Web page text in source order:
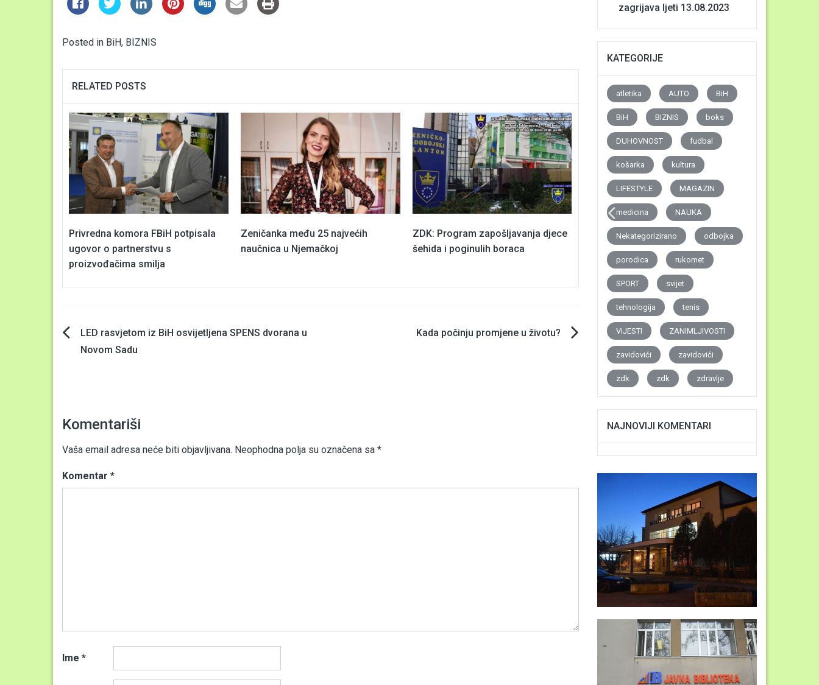
Posted in BiH, BIZNIS
RELATED POSTS
Privredna komora FBiH potpisala
ugovor o partnerstvu s
proizvođačima smilja
Zeničanka među 25 najvećih
naučnica u Njemačkoj
ZDK: Program zapošljavanja djece
šehida i poginulih boraca
Navigacija
LED rasvjetom iz BiH osvijetljena SPENS dvorana u
Novom Sadu
Kada počinju promjene u životu?
Komentariši
Vaša email adresa neće biti objavljivana. Neophodna polja su označena sa *
Komentar *
Ime *
zagrijava ljeti 13.08.2023
KATEGORIJE
atletika AUTO BiH
BiH BIZNIS boks
DUHOVNOST fudbal
košarka kultura
LIFESTYLE MAGAZIN
medicina NAUKA
Nekategorizirano odbojka
porodica rukomet
SPORT svijet
tehnologija tenis
VIJESTI ZANIMLJIVOSTI
zavidovići zavidovići
zdk zdk zdravlje
NAJNOVIJI KOMENTARI